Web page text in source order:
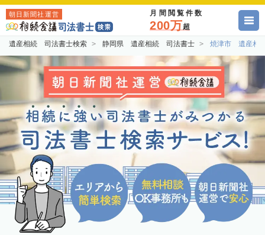
朝日新聞社運営 月間閲覧件数
200万超
遺産相続 司法書士検索 静岡県 遺産相続 司法書士 焼津市 遺産相